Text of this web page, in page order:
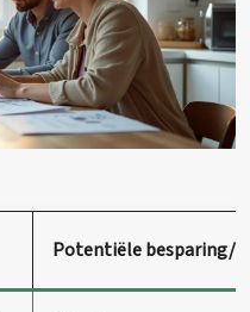
Potentiële besparing/